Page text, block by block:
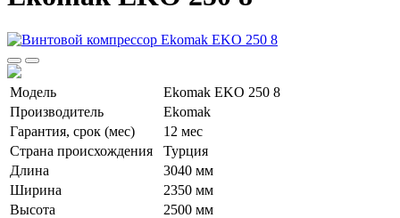
Модель
Ekomak EKO 250 8
Производитель
Ekomak
Гарантия, срок (мес)
12 мес
Страна происхождения
Турция
Длина
3040 мм
Ширина
2350 мм
Высота
2500 мм